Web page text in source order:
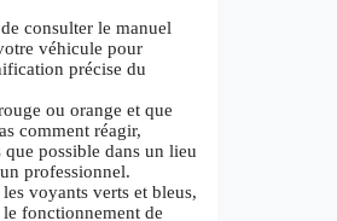
consulter le manuel
véhicule pour
précise du
ou orange et que
comment réagir,
que possible dans un lieu
professionnel.
voyants verts et bleus,
fonctionnement de